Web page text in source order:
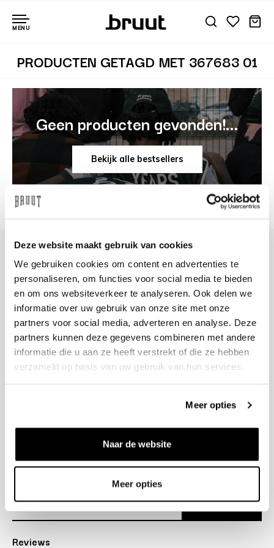
Deze website maakt gebruik van cookies
We gebruiken cookies om content en advertenties te
personaliseren, om functies voor social media te bieden
en om ons websiteverkeer te analyseren. Ook delen we
informatie over uw gebruik van onze site met onze
partners voor social media, adverteren en analyse. Deze
partners kunnen deze gegevens combineren met andere
informatie die u aan ze heeft verstrekt of die ze hebben
verzameld op basis van uw gebruik van hun services.
Meer opties
Naar de website
Meer opties
MENU
PRODUCTEN GETAGD MET 367683 01
Geen producten gevonden!...
Bekijk alle bestsellers
+31 23 205 2006
info@bruut.nl
Contact Formulier
Open 11:00 - 21:00
OPENINGSTIJDEN
Over ons
Reviews